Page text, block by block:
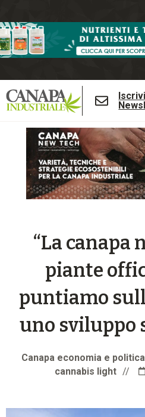
“La canapa
piante
puntiamo
uno sviluppo
Canapa economia e politica
cannabis light //